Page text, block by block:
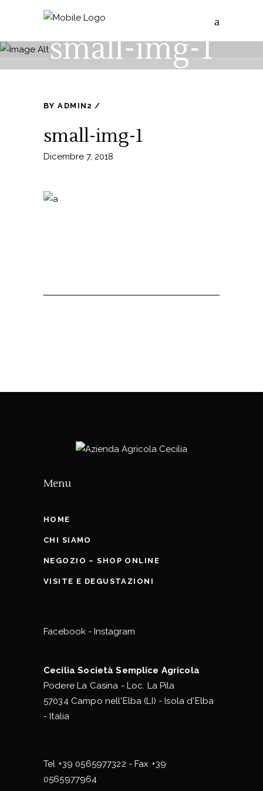
small-img-1
BYADMIN2
small-img-1
Dicembre 7, 2018
Menu
HOME
CHI SIAMO
NEGOZIO – SHOP ONLINE
VISITE E DEGUSTAZIONI
Facebook - Instagram
Cecilia Società Semplice Agricola
Podere La Casina - Loc. La Pila
57034 Campo nell'Elba (LI) - Isola d'Elba
- Italia
Tel +39 0565977322 - Fax +39
0565977964